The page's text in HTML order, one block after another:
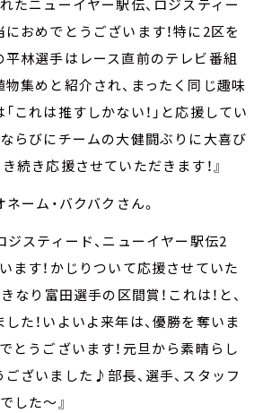
たニューイヤー駅伝、ロジスティー
おめでとうございます！特に2区を
林選手はレース直前のテレビ番組
集めと紹介され、まったく同じ趣味
これは推すしかない！」と応援してい
らびにチームの大健闘ぶりに大喜び
続き応援させていただきます！』
ネーム・バクバクさん。
ジスティード、ニューイヤー駅伝2
ます！かじりついて応援させていた
なり富田選手の区間賞！これは！と、
た！いよいよ来年は、優勝を奪いま
とうございます！元旦から素晴らし
ざいました♪部長、選手、スタッフ
した～』